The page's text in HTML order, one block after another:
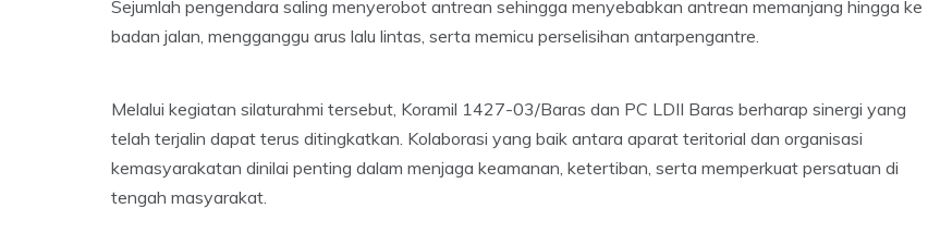
Sejumlah pengendara saling menyerobot antrean sehingga menyebabkan antrean memanjang hingga ke
badan jalan, mengganggu arus lalu lintas, serta memicu perselisihan antarpengantre.
Melalui kegiatan silaturahmi tersebut, Koramil 1427-03/Baras dan PC LDII Baras berharap sinergi yang
telah terjalin dapat terus ditingkatkan. Kolaborasi yang baik antara aparat teritorial dan organisasi
kemasyarakatan dinilai penting dalam menjaga keamanan, ketertiban, serta memperkuat persatuan di
tengah masyarakat.